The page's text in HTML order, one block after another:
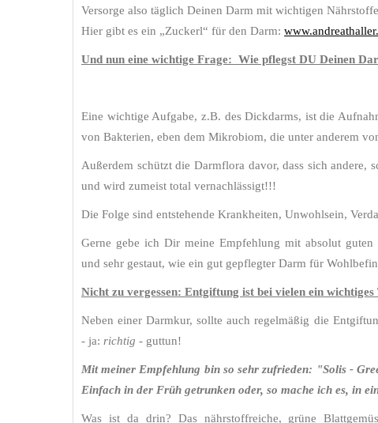
Versorge also täglich Deinen Darm mit wichtigen
Hier gibt es ein „Zuckerl“ für den Darm:
Und nun eine wichtige Frage: Wie pflegst DU Deinen
Eine wichtige Aufgabe, z.B. des Dickdarms, ist die
von Bakterien, eben dem Mikrobiom, die unter anderem
Außerdem schützt die Darmflora davor, dass sich andere,
und wird zumeist total vernachlässigt!!!
Die Folge sind entstehende Krankheiten, Unwohlsein,
Gerne gebe ich Dir meine Empfehlung mit absolut
und sehr gestaut, wie ein gut gepflegter Darm für
Nicht zu vergessen: Entgiftung ist bei vielen ein wichtiges
Neben einer Darmkur, sollte auch regelmäßig die
- ja: richtig - guttun!
Mit meiner Empfehlung bin so sehr zufrieden: "Solis -
Einfach in der Früh getrunken oder, so mache ich es, in
Was ist da drin? Das nährstoffreiche, grüne